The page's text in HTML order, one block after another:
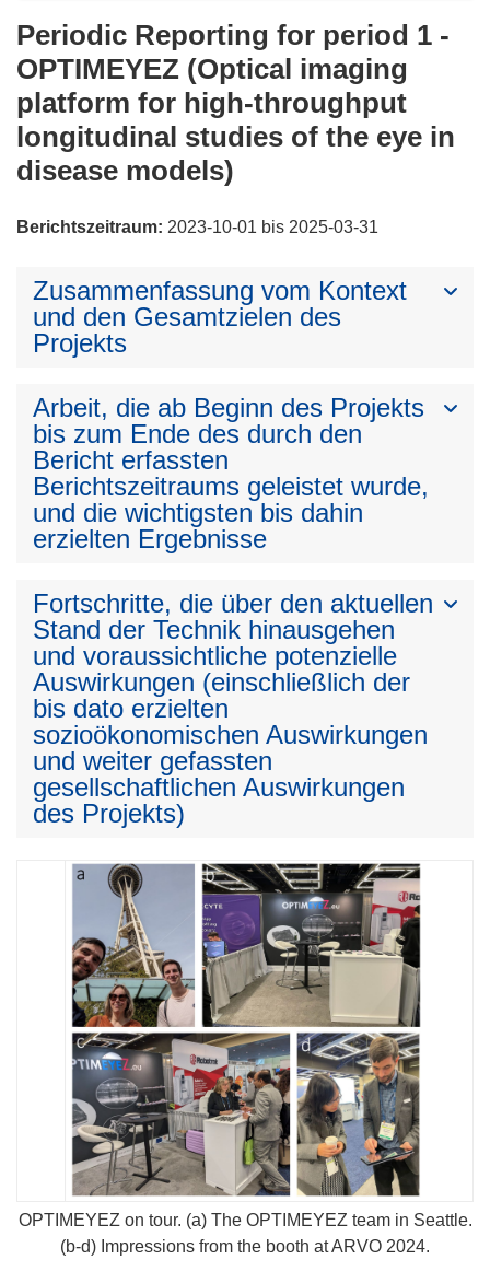
Periodic Reporting for period 1 -
OPTIMEYEZ (Optical imaging
platform for high-throughput
longitudinal studies of the eye in
disease models)
Berichtszeitraum: 2023-10-01 bis 2025-03-31
Zusammenfassung vom Kontext
und den Gesamtzielen des
Projekts
Arbeit, die ab Beginn des Projekts
bis zum Ende des durch den
Bericht erfassten
Berichtszeitraums geleistet wurde,
und die wichtigsten bis dahin
erzielten Ergebnisse
Fortschritte, die über den aktuellen
Stand der Technik hinausgehen
und voraussichtliche potenzielle
Auswirkungen (einschließlich der
bis dato erzielten
sozioökonomischen Auswirkungen
und weiter gefassten
gesellschaftlichen Auswirkungen
des Projekts)
OPTIMEYEZ on tour. (a) The OPTIMEYEZ team in Seattle.
(b-d) Impressions from the booth at ARVO 2024.